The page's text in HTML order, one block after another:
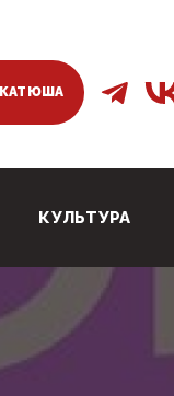
КУЛЬТУРА